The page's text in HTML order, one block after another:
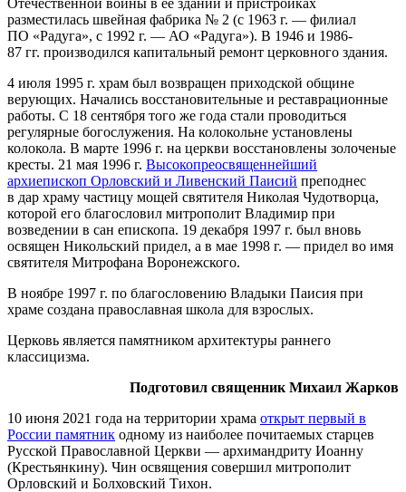
разместилась швейная фабрика № 2 (с 1963 г. — филиал
ПО «Радуга», с 1992 г. — АО «Радуга»). В 1946 и 1986-
87 гг. производился капитальный ремонт церковного здания.
4 июля 1995 г. храм был возвращен приходской общине
верующих. Начались восстановительные и реставрационные
работы. С 18 сентября того же года стали проводиться
регулярные богослужения. На колокольне установлены
колокола. В марте 1996 г. на церкви восстановлены золоченые
кресты. 21 мая 1996 г. Высокопреосвященнейший
архиепископ Орловский и Ливенский Паисий преподнес
в дар храму частицу мощей святителя Николая Чудотворца,
которой его благословил митрополит Владимир при
возведении в сан епископа. 19 декабря 1997 г. был вновь
освящен Никольский придел, а в мае 1998 г. — придел во имя
святителя Митрофана Воронежского.
В ноябре 1997 г. по благословению Владыки Паисия при
храме создана православная школа для взрослых.
Церковь является памятником архитектуры раннего
классицизма.
Подготовил священник Михаил Жарков
10 июня 2021 года на территории храма открыт первый в
России памятник одному из наиболее почитаемых старцев
Русской Православной Церкви — архимандриту Иоанну
(Крестьянкину). Чин освящения совершил митрополит
Орловский и Болховский Тихон.